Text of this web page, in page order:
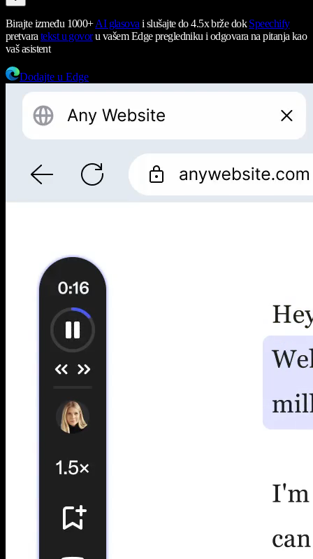
Birajte između 1000+AI glasova i slušajte do 4.5x brže dokSpeechify
pretvara tekst u govoru vašem Edge pregledniku i odgovara na pitanja kao
vaš asistent
Dodajte u Edge